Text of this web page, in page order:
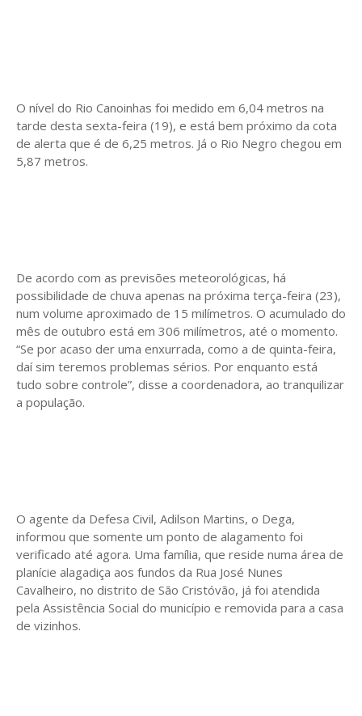
O nível do Rio Canoinhas foi medido em 6,04 metros na
tarde desta sexta-feira (19), e está bem próximo da cota
de alerta que é de 6,25 metros. Já o Rio Negro chegou em
5,87 metros.
De acordo com as previsões meteorológicas, há
possibilidade de chuva apenas na próxima terça-feira (23),
num volume aproximado de 15 milímetros. O acumulado do
mês de outubro está em 306 milímetros, até o momento.
“Se por acaso der uma enxurrada, como a de quinta-feira,
daí sim teremos problemas sérios. Por enquanto está
tudo sobre controle”, disse a coordenadora, ao tranquilizar
a população.
O agente da Defesa Civil, Adilson Martins, o Dega,
informou que somente um ponto de alagamento foi
verificado até agora. Uma família, que reside numa área de
planície alagadiça aos fundos da Rua José Nunes
Cavalheiro, no distrito de São Cristóvão, já foi atendida
pela Assistência Social do município e removida para a casa
de vizinhos.